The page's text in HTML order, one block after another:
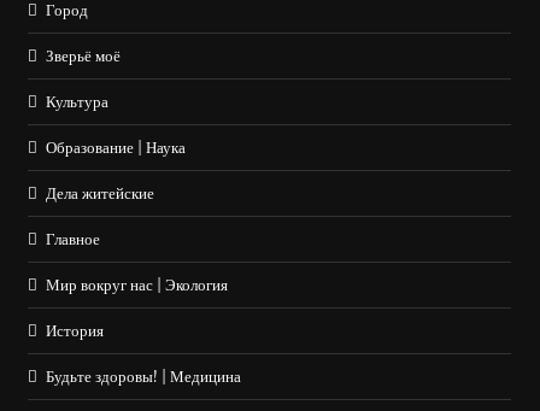
Город
Зверьё моё
Культура
Образование | Наука
Дела житейские
Главное
Мир вокруг нас | Экология
История
Будьте здоровы! | Медицина